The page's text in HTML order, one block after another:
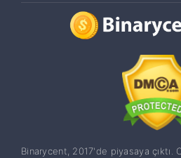
Binarycent, 2017'de piyasaya çıktı.